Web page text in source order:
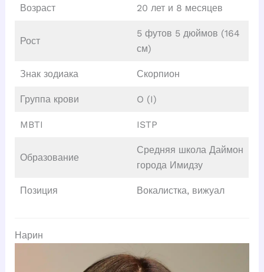
Возраст 20 лет и 8 месяцев
Рост
5 футов 5 дюймов (164
см)
Знак зодиака Скорпион
Группа крови O (I)
MBTI ISTP
Образование
Средняя школа Даймон
города Имидзу
Позиция Вокалистка, вижуал
Нарин